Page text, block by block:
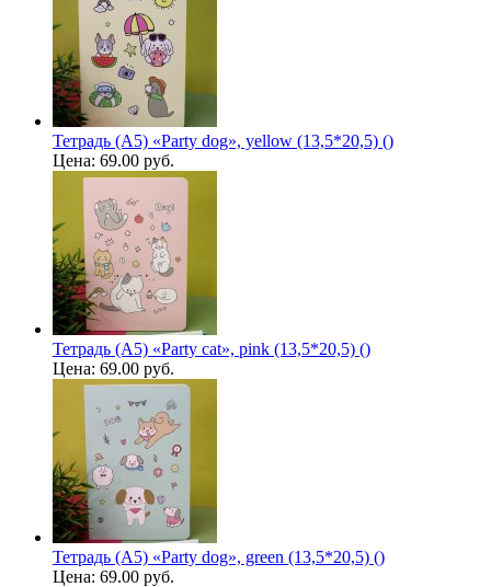
Тетрадь (A5) «Party dog», yellow (13,5*20,5) ()
Цена: 69.00 руб.
Тетрадь (A5) «Party cat», pink (13,5*20,5) ()
Цена: 69.00 руб.
Тетрадь (A5) «Party dog», green (13,5*20,5) ()
Цена: 69.00 руб.